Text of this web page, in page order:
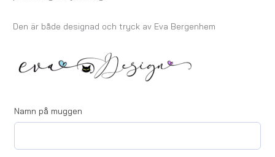
Den är både designad och tryck av Eva Bergenhem
Namn på muggen